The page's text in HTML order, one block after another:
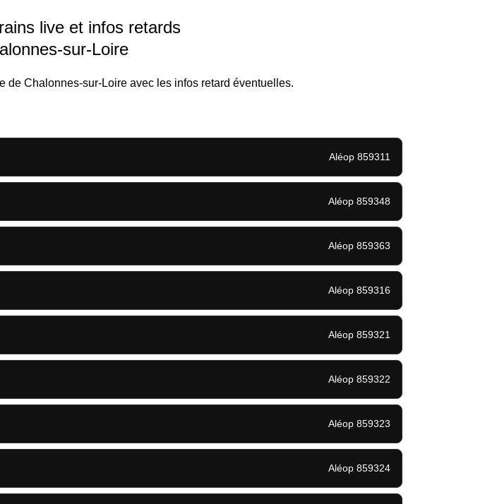
live et infos retards
sur-Loire
de Chalonnes-sur-Loire avec les infos retard éventuelles.
Aléop 859311
Aléop 859348
Aléop 859363
Aléop 859316
Aléop 859321
Aléop 859322
Aléop 859323
Aléop 859324